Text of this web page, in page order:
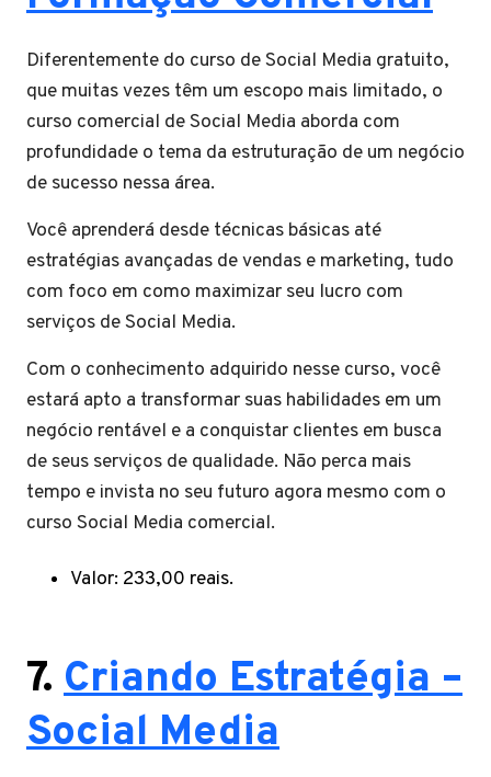
Diferentemente do curso de Social Media gratuito,
que muitas vezes têm um escopo mais limitado, o
curso comercial de Social Media aborda com
profundidade o tema da estruturação de um negócio
de sucesso nessa área.
Você aprenderá desde técnicas básicas até
estratégias avançadas de vendas e marketing, tudo
com foco em como maximizar seu lucro com
serviços de Social Media.
Com o conhecimento adquirido nesse curso, você
estará apto a transformar suas habilidades em um
negócio rentável e a conquistar clientes em busca
de seus serviços de qualidade. Não perca mais
tempo e invista no seu futuro agora mesmo com o
curso Social Media comercial.
Valor: 233,00 reais.
7. Criando Estratégia –
Social Media